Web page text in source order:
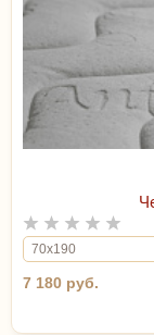
7 180 руб.